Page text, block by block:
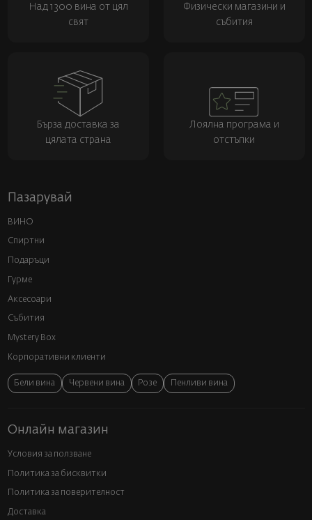
Над 1300 вина от цял
свят
Физически магазини и
събития
Бърза доставка за
цялата страна
Лоялна програма и
отстъпки
Пазарувай
ВИНО
Спиртни
Подаръци
Гурме
Аксесоари
Събития
Mystery Box
Корпоративни клиенти
Бели вина Червени вина Розе Пенливи вина
Онлайн магазин
Условия за ползване
Политика за бисквитки
Политика за поверителност
Доставка